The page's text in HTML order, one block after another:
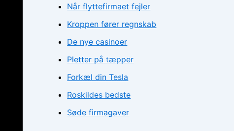
Når flyttefirmaet fejler
Kroppen fører regnskab
De nye casinoer
Pletter på tæpper
Forkæl din Tesla
Roskildes bedste
Søde firmagaver